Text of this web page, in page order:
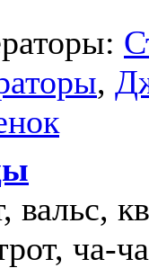
,
вальс,
ча-